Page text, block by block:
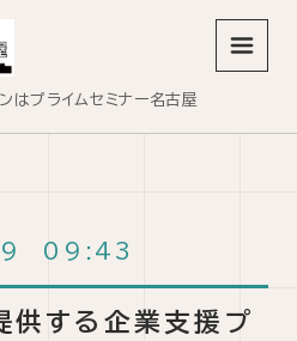
はプライムセミナー名古屋
メニュ
09:43
供する企業支援プ